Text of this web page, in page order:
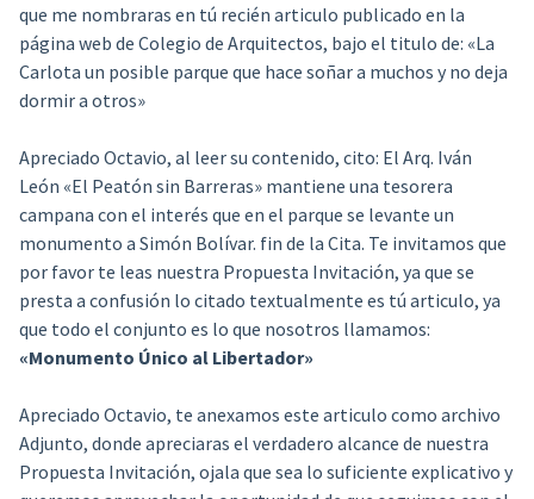
que me nombraras en tú recién articulo publicado en la
página web de Colegio de Arquitectos, bajo el titulo de: «La
Carlota un posible parque que hace soñar a muchos y no deja
dormir a otros»
Apreciado Octavio, al leer su contenido, cito: El Arq. Iván
León «El Peatón sin Barreras» mantiene una tesorera
campana con el interés que en el parque se levante un
monumento a Simón Bolívar. fin de la Cita. Te invitamos que
por favor te leas nuestra Propuesta Invitación, ya que se
presta a confusión lo citado textualmente es tú articulo, ya
que todo el conjunto es lo que nosotros llamamos:
«Monumento Único al Libertador»
Apreciado Octavio, te anexamos este articulo como archivo
Adjunto, donde apreciaras el verdadero alcance de nuestra
Propuesta Invitación, ojala que sea lo suficiente explicativo y